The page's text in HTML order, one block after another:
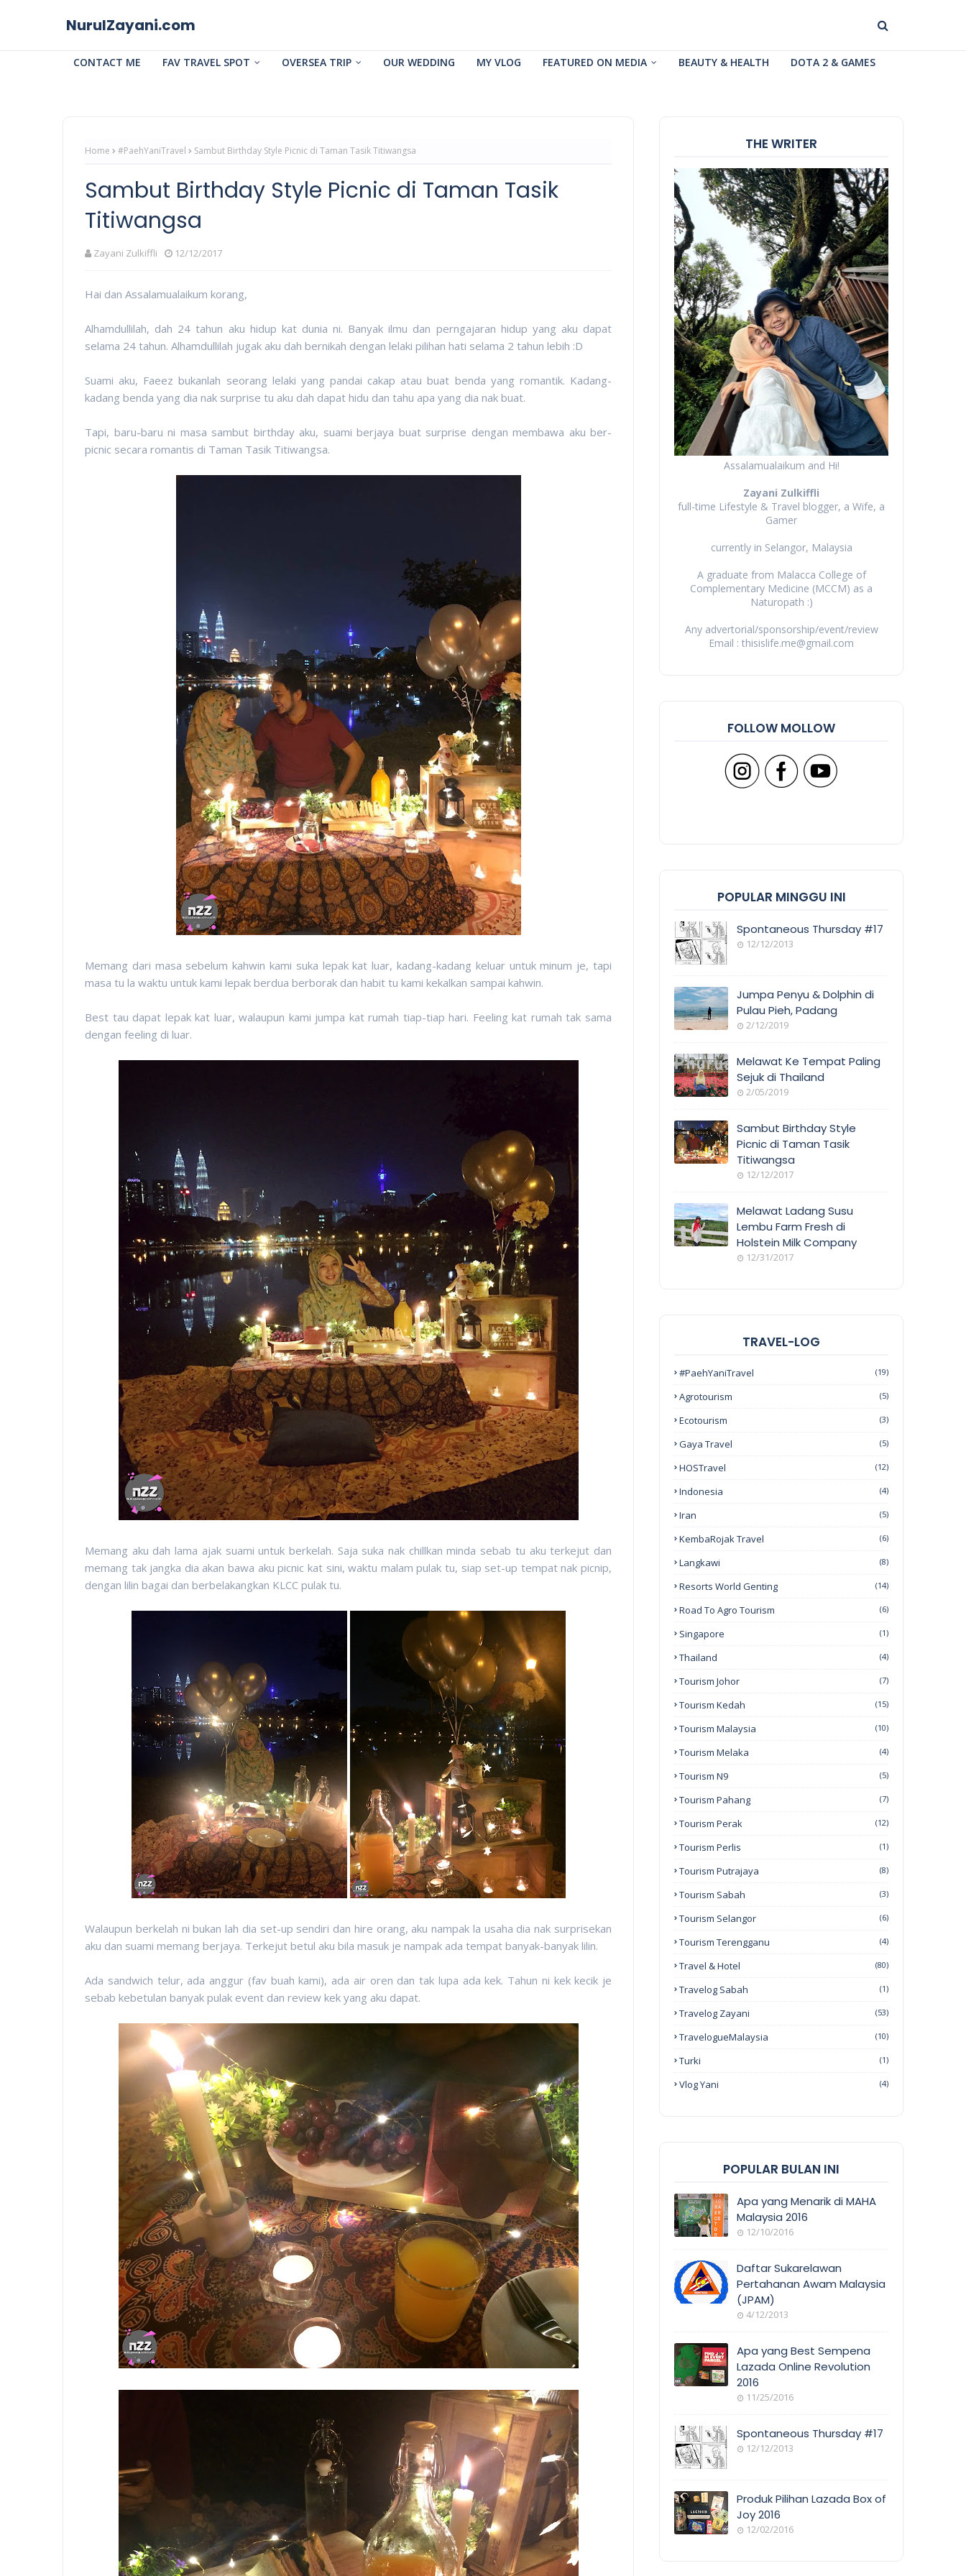
NurulZayani.com
CONTACT ME FAV TRAVEL SPOT OVERSEA TRIP OUR WEDDING MY VLOG FEATURED ON MEDIA BEAUTY & HEALTH DOTA 2 & GAMES
Home #PaehYaniTravel Sambut Birthday Style Picnic di Taman Tasik Titiwangsa
Sambut Birthday Style Picnic di Taman Tasik
Titiwangsa
Zayani Zulkiffli 12/12/2017
Hai dan Assalamualaikum korang,
Alhamdullilah, dah 24 tahun aku hidup kat dunia ni. Banyak ilmu dan perngajaran hidup yang aku dapat
selama 24 tahun. Alhamdullilah jugak aku dah bernikah dengan lelaki pilihan hati selama 2 tahun lebih :D
Suami aku, Faeez bukanlah seorang lelaki yang pandai cakap atau buat benda yang romantik. Kadang-
kadang benda yang dia nak surprise tu aku dah dapat hidu dan tahu apa yang dia nak buat.
Tapi, baru-baru ni masa sambut birthday aku, suami berjaya buat surprise dengan membawa aku ber-
picnic secara romantis di Taman Tasik Titiwangsa.
Memang dari masa sebelum kahwin kami suka lepak kat luar, kadang-kadang keluar untuk minum je, tapi
masa tu la waktu untuk kami lepak berdua berborak dan habit tu kami kekalkan sampai kahwin.
Best tau dapat lepak kat luar, walaupun kami jumpa kat rumah tiap-tiap hari. Feeling kat rumah tak sama
dengan feeling di luar.
Memang aku dah lama ajak suami untuk berkelah. Saja suka nak chillkan minda sebab tu aku terkejut dan
memang tak jangka dia akan bawa aku picnic kat sini, waktu malam pulak tu, siap set-up tempat nak picnip,
dengan lilin bagai dan berbelakangkan KLCC pulak tu.
Walaupun berkelah ni bukan lah dia set-up sendiri dan hire orang, aku nampak la usaha dia nak surprisekan
aku dan suami memang berjaya. Terkejut betul aku bila masuk je nampak ada tempat banyak-banyak lilin.
Ada sandwich telur, ada anggur (fav buah kami), ada air oren dan tak lupa ada kek. Tahun ni kek kecik je
sebab kebetulan banyak pulak event dan review kek yang aku dapat.
THE WRITER
Assalamualaikum and Hi!
Zayani Zulkiffli
full-time Lifestyle & Travel blogger, a Wife, a
Gamer
currently in Selangor, Malaysia
A graduate from Malacca College of
Complementary Medicine (MCCM) as a
Naturopath :)
Any advertorial/sponsorship/event/review
Email : thisislife.me@gmail.com
FOLLOW MOLLOW
POPULAR MINGGU INI
Spontaneous Thursday #17
12/12/2013
Jumpa Penyu & Dolphin di
Pulau Pieh, Padang
2/12/2019
Melawat Ke Tempat Paling
Sejuk di Thailand
2/05/2019
Sambut Birthday Style
Picnic di Taman Tasik
Titiwangsa
12/12/2017
Melawat Ladang Susu
Lembu Farm Fresh di
Holstein Milk Company
12/31/2017
TRAVEL-LOG
#PaehYaniTravel (19)
Agrotourism (5)
Ecotourism (3)
Gaya Travel (5)
HOSTravel (12)
Indonesia (4)
Iran (5)
KembaRojak Travel (6)
Langkawi (8)
Resorts World Genting (14)
Road To Agro Tourism (6)
Singapore (1)
Thailand (4)
Tourism Johor (7)
Tourism Kedah (15)
Tourism Malaysia (10)
Tourism Melaka (4)
Tourism N9 (5)
Tourism Pahang (7)
Tourism Perak (12)
Tourism Perlis (1)
Tourism Putrajaya (8)
Tourism Sabah (3)
Tourism Selangor (6)
Tourism Terengganu (4)
Travel & Hotel (80)
Travelog Sabah (1)
Travelog Zayani (53)
TravelogueMalaysia (10)
Turki (1)
Vlog Yani (4)
POPULAR BULAN INI
COVERAGE
Apa yang Menarik di MAHA
Malaysia 2016
12/10/2016
Daftar Sukarelawan
Pertahanan Awam Malaysia
(JPAM)
4/12/2013
Apa yang Best Sempena
Lazada Online Revolution
2016
11/25/2016
E
Spontaneous Thursday #17
12/12/2013
Produk Pilihan Lazada Box of
Joy 2016
12/02/2016